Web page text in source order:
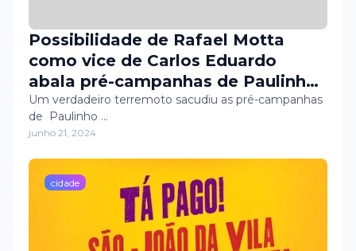
Possibilidade de Rafael Motta
como vice de Carlos Eduardo
abala pré-campanhas de Paulinho
Freire e Natália Bonavides
Um verdadeiro terremoto sacudiu as pré-campanhas
de Paulinho …
junho 21, 2024
cidade